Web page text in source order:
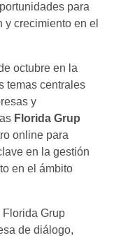
para
y crecimiento en el
octubre en la
temas centrales
y
Florida Grup
online para
en la gestión
en el ámbito
Florida Grup
de diálogo,